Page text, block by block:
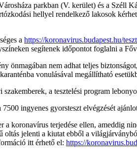
parkban (V. kerület) és a Széll
hellyel rendelkező lakosok
a https://koronavirus.budapest.hu/
segítenek időpontot foglalni a
önmagában nem adhat teljes
vonulásával megállítható
szakemberek, a tesztelési program
7500 ingyenes gyorsteszt elvégzését
a koronavírus terjedése ellen, ameddig
oltás jelenti a kiutat ebből a
itt érhető el: https://